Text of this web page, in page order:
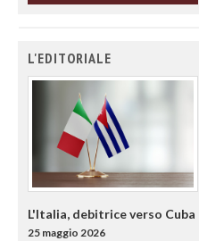
L'EDITORIALE
L'Italia, debitrice verso Cuba
25 maggio 2026